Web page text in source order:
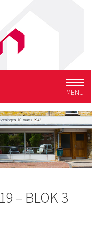
MENU
– BLOK 3